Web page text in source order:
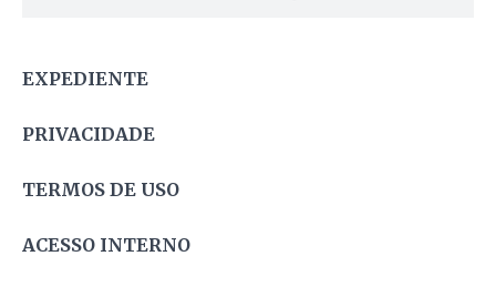
EXPEDIENTE
PRIVACIDADE
TERMOS DE USO
ACESSO INTERNO